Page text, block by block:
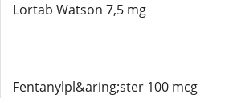
Lortab Watson 7,5 mg
Fentanylpl&aring;ster 100 mcg